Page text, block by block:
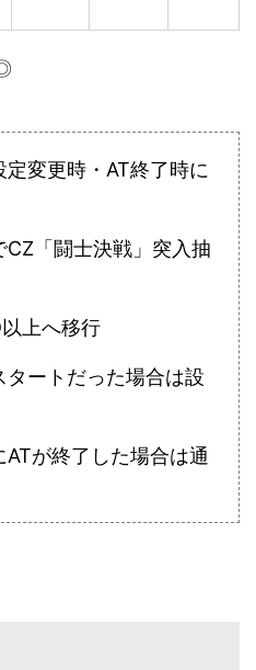
変更時・AT終了時に
「闘士決戦」突入抽
上へ移行
ートだった場合は設
が終了した場合は通